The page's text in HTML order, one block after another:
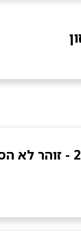
בת הים הקטנה - המחזמר הענק של קיץ